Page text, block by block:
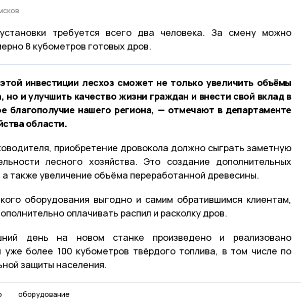
требуется всего два человека. За смену можно
8 кубометров готовых дров.
инвестиции лесхоз сможет не только увеличить объёмы
но и улучшить качество жизни граждан и внести свой вклад в
благополучие нашего региона, — отмечают в департаменте
области.
приобретение дровокола должно сыграть заметную
лесного хозяйства. Это создание дополнительных
а также увеличение объёма переработанной древесины.
оборудования выгодно и самим обратившимся клиентам,
оплачивать распил и расколку дров.
день на новом станке произведено и реализовано
уже более 100 кубометров твёрдого топлива, в том числе по
защиты населения.
оборудование